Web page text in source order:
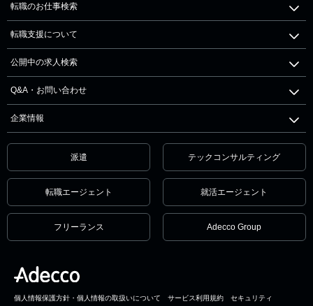
転職のお仕事検索
転職支援について
公開中の求人検索
Q&A・お問い合わせ
企業情報
派遣 テックコンサルティング
転職エージェント 就活エージェント
フリーランス Adecco Group
個人情報保護方針・個人情報の取扱いについて サービス利用規約 セキュリティ